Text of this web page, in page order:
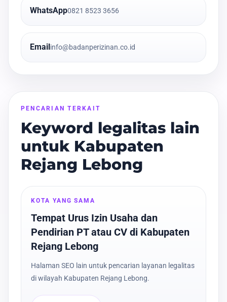
WhatsApp0821 8523 3656
Email info@badanperizinan.co.id
PENCARIAN TERKAIT
Keyword legalitas lain
untuk Kabupaten
Rejang Lebong
KOTA YANG SAMA
Tempat Urus Izin Usaha dan
Pendirian PT atau CV di Kabupaten
Rejang Lebong
Halaman SEO lain untuk pencarian layanan legalitas
di wilayah Kabupaten Rejang Lebong.